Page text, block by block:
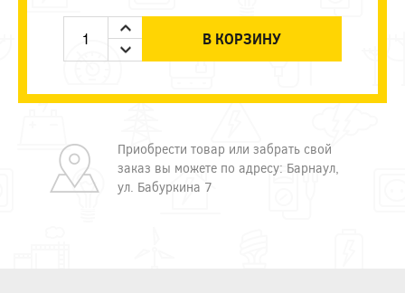
В КОРЗИНУ
Приобрести товар или забрать свой
заказ вы можете по адресу: Барнаул,
ул. Бабуркина 7